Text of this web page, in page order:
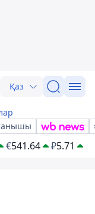
Қаз
€541.64 ₽5.71